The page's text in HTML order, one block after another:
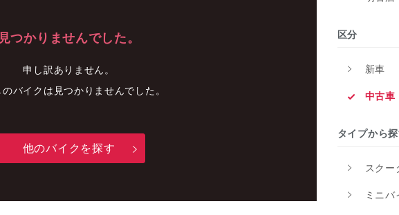
見つかりませんでした。
申し訳ありません。
バイクは見つかりませんでした。
他のバイクを探す
区分
新車
中古車
タイプから
スクー
ミニバ